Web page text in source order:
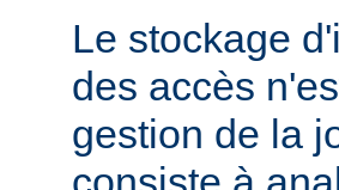
Le stockage
des accès
gestion de la